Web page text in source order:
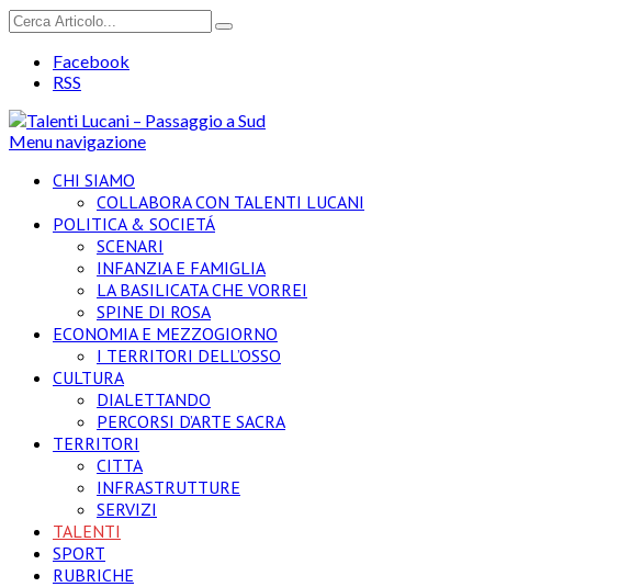
Facebook
RSS
Menu navigazione
CHI SIAMO
COLLABORA CON TALENTI LUCANI
POLITICA & SOCIETÁ
SCENARI
INFANZIA E FAMIGLIA
LA BASILICATA CHE VORREI
SPINE DI ROSA
ECONOMIA E MEZZOGIORNO
I TERRITORI DELL’OSSO
CULTURA
DIALETTANDO
PERCORSI D’ARTE SACRA
TERRITORI
CITTA
INFRASTRUTTURE
SERVIZI
TALENTI
SPORT
RUBRICHE